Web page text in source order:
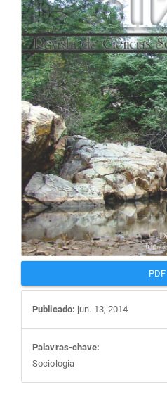
de
artigos
PDF
Publicado: jun. 13, 2014
Palavras-chave:
Sociologia